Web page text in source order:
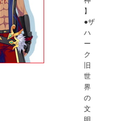
】
●ザ
ハ
ー
ク
旧
世
界
の
文